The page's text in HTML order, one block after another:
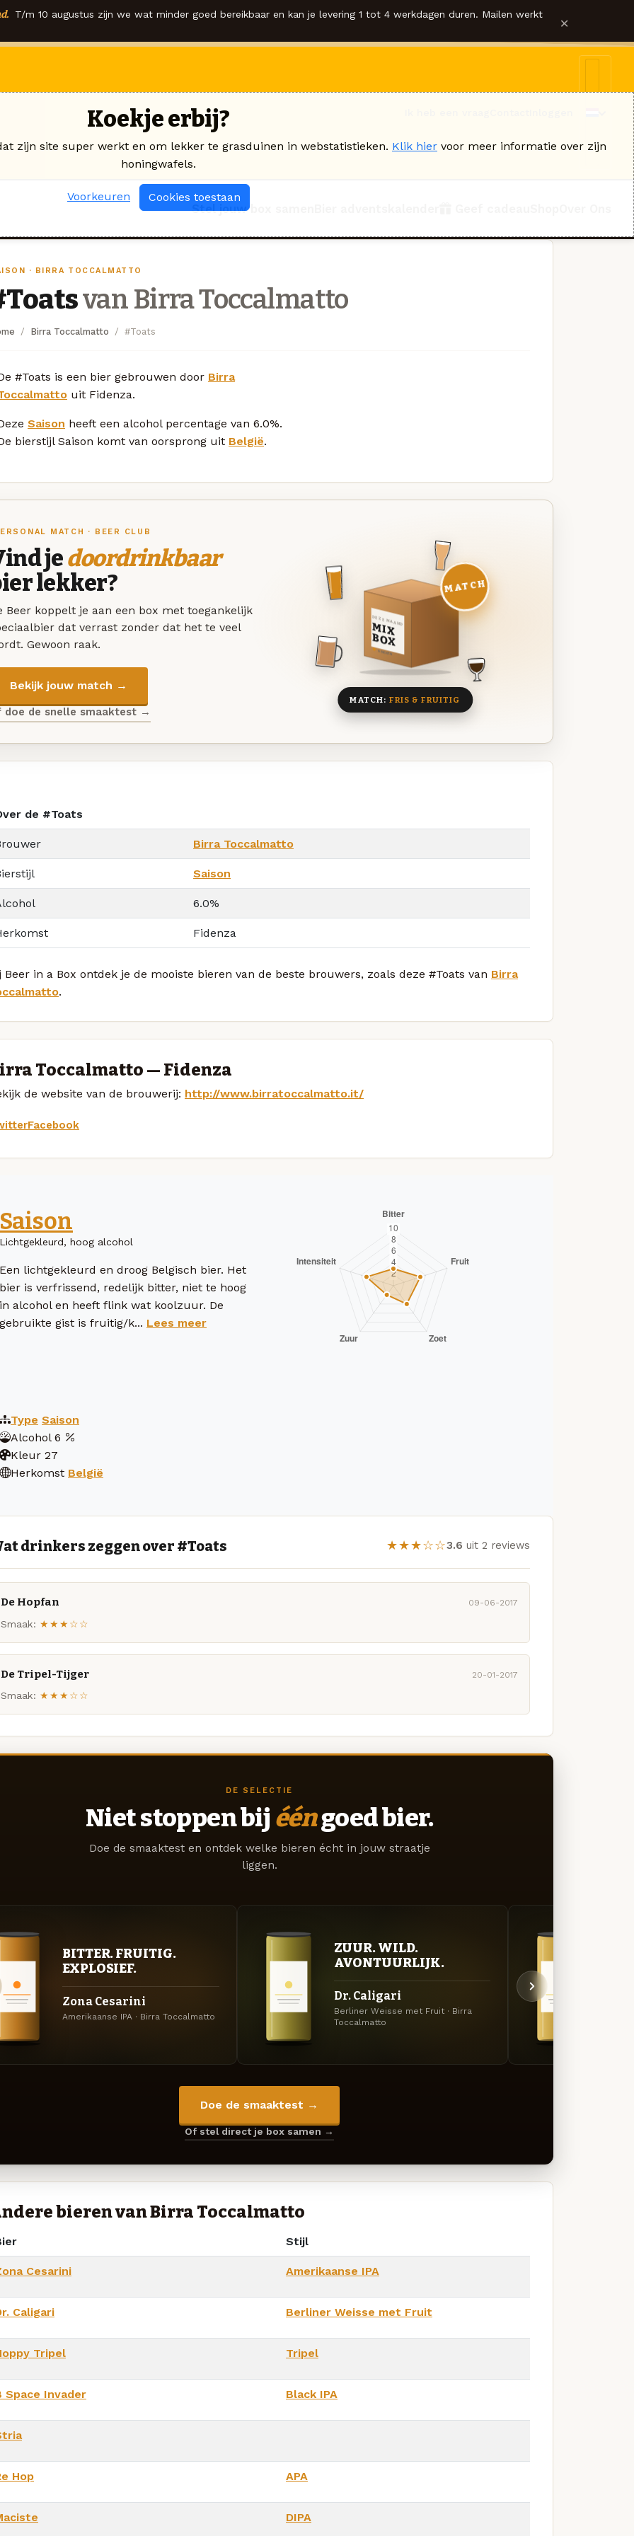
T/m 10 augustus zijn we wat minder goed bereikbaar en kan je levering 1 tot 4 werkdagen duren. Mailen werkt ×
Stel jouw box samen
· BIRRA TOCCALMATTO
van Birra Toccalmatto
Birra Toccalmatto #Toats
#Toats is een bier gebrouwen door Birra
uit Fidenza.
Saison heeft een alcohol percentage van 6.0%.
bierstijl Saison komt van oorsprong uit België.
MATCH · BEER CLUB
jedoordrinkbaar
lekker?
Beer koppelt je aan een box met toegankelijk
dat verrast zonder dat het te veel
Gewoon raak.
Bekijk jouw match →
doe de snelle smaaktest →
DEZE MAAND
MIX
BOX
8 BIEREN
MATCH
MATCH: FRIS & FRUITIG
de #Toats
Birra Toccalmatto
Saison
6.0%
Fidenza
Beer in a Box ontdek je de mooiste bieren van de beste brouwers, zoals deze #Toats van Birra
.
Toccalmatto — Fidenza
de website van de brouwerij: http://www.birratoccalmatto.it/
Facebook
Saison
Lichtgekleurd, hoog alcohol
Een lichtgekleurd en droog Belgisch bier. Het
bier is verfrissend, redelijk bitter, niet te hoog
in alcohol en heeft flink wat koolzuur. De
gebruikte gist is fruitig/k... Lees meer
Type Saison
Alcohol 6
Kleur 27
Herkomst België
drinkers zeggen over #Toats ★★★☆☆3.6 uit 2 reviews
De Hopfan 09-06-2017
Smaak: ★★★☆☆
De Tripel-Tijger 20-01-2017
Smaak: ★★★☆☆
DE SELECTIE
Niet stoppen bij ééngoed bier.
Doe de smaaktest en ontdek welke bieren écht in jouw straatje
liggen.
BITTER. FRUITIG.
EXPLOSIEF.
Zona Cesarini
Amerikaanse IPA · Birra Toccalmatto
ZUUR. WILD.
AVONTUURLIJK.
Dr. Caligari
Berliner Weisse met Fruit · Birra
Toccalmatto
Doe de smaaktest →
Of stel direct je box samen →
bieren van Birra Toccalmatto
Stijl
Cesarini Amerikaanse IPA
Caligari Berliner Weisse met Fruit
Tripel Tripel
Space Invader Black IPA
Hop APA
DIPA
Koekje erbij?
zijn site super werkt en om lekker te grasduinen in webstatistieken. Klik hier voor meer informatie over zijn
honingwafels.
Voorkeuren Cookies toestaan